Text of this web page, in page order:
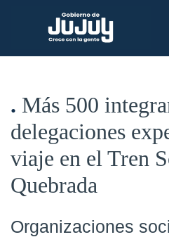
Más 500
delegaciones
viaje en el Tren
Quebrada
Organizaciones